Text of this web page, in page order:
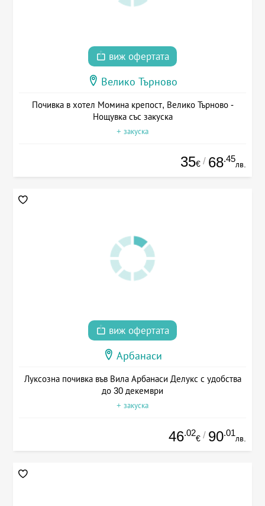
виж офертата
Велико Търново
Почивка в хотел Момина крепост, Велико Търново -
Нощувка със закуска
+ закуска
35€ / 68.45
лв.
виж офертата
Арбанаси
Луксозна почивка във Вила Арбанаси Делукс с удобства
до 30 декември
+ закуска
46.02
€ / 90.01
лв.